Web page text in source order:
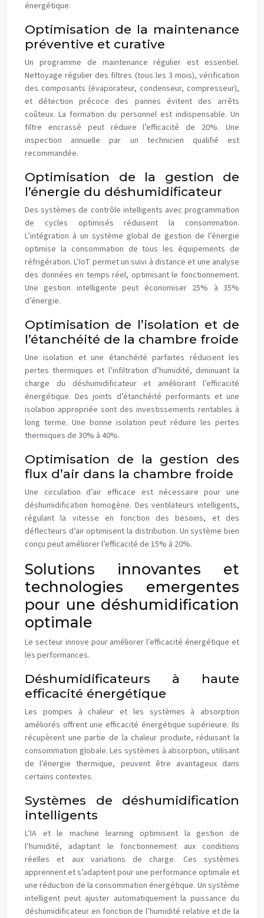
énergétique.
Optimisation de la maintenance
préventive et curative
Un programme de maintenance régulier est essentiel.
Nettoyage régulier des filtres (tous les 3 mois), vérification
des composants (évaporateur, condenseur, compresseur),
et détection précoce des pannes évitent des arrêts
coûteux. La formation du personnel est indispensable. Un
filtre encrassé peut réduire l’efficacité de 20%. Une
inspection annuelle par un technicien qualifié est
recommandée.
Optimisation de la gestion de
l’énergie du déshumidificateur
Des systèmes de contrôle intelligents avec programmation
de cycles optimisés réduisent la consommation.
L’intégration à un système global de gestion de l’énergie
optimise la consommation de tous les équipements de
réfrigération. L’IoT permet un suivi à distance et une analyse
des données en temps réel, optimisant le fonctionnement.
Une gestion intelligente peut économiser 25% à 35%
d’énergie.
Optimisation de l’isolation et de
l’étanchéité de la chambre froide
Une isolation et une étanchéité parfaites réduisent les
pertes thermiques et l’infiltration d’humidité, diminuant la
charge du déshumidificateur et améliorant l’efficacité
énergétique. Des joints d’étanchéité performants et une
isolation appropriée sont des investissements rentables à
long terme. Une bonne isolation peut réduire les pertes
thermiques de 30% à 40%.
Optimisation de la gestion des
flux d’air dans la chambre froide
Une circulation d’air efficace est nécessaire pour une
déshumidification homogène. Des ventilateurs intelligents,
régulant la vitesse en fonction des besoins, et des
déflecteurs d’air optimisent la distribution. Un système bien
conçu peut améliorer l’efficacité de 15% à 20%.
Solutions innovantes et
technologies emergentes
pour une déshumidification
optimale
Le secteur innove pour améliorer l’efficacité énergétique et
les performances.
Déshumidificateurs à haute
efficacité énergétique
Les pompes à chaleur et les systèmes à absorption
améliorés offrent une efficacité énergétique supérieure. Ils
récupèrent une partie de la chaleur produite, réduisant la
consommation globale. Les systèmes à absorption, utilisant
de l’énergie thermique, peuvent être avantageux dans
certains contextes.
Systèmes de déshumidification
intelligents
L’IA et le machine learning optimisent la gestion de
l’humidité, adaptant le fonctionnement aux conditions
réelles et aux variations de charge. Ces systèmes
apprennent et s’adaptent pour une performance optimale et
une réduction de la consommation énergétique. Un système
intelligent peut ajuster automatiquement la puissance du
déshumidificateur en fonction de l’humidité relative et de la